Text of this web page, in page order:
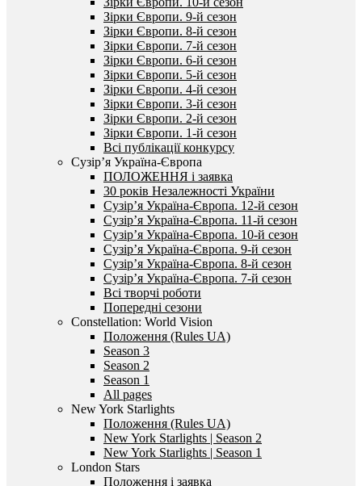
Зірки Європи. 9-й сезон
Зірки Європи. 8-й сезон
Зірки Європи. 7-й сезон
Зірки Європи. 6-й сезон
Зірки Європи. 5-й сезон
Зірки Європи. 4-й сезон
Зірки Європи. 3-й сезон
Зірки Європи. 2-й сезон
Зірки Європи. 1-й сезон
Всі публікації конкурсу
Сузір’я Україна-Європа
ПОЛОЖЕННЯ і заявка
30 років Незалежності України
Сузір’я Україна-Європа. 12-й сезон
Сузір’я Україна-Європа. 11-й сезон
Сузір’я Україна-Європа. 10-й сезон
Сузір’я Україна-Європа. 9-й сезон
Сузір’я Україна-Європа. 8-й сезон
Сузір’я Україна-Європа. 7-й сезон
Всі творчі роботи
Попередні сезони
Constellation: World Vision
Положення (Rules UA)
Season 3
Season 2
Season 1
All pages
New York Starlights
Положення (Rules UA)
New York Starlights | Season 2
New York Starlights | Season 1
London Stars
Положення і заявка